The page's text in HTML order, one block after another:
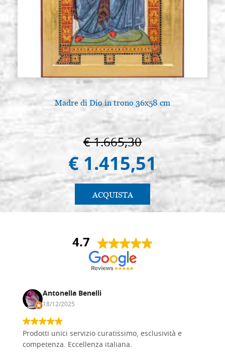
Madre di Dio in trono 36x58 cm
€ 1.665,30
€ 1.415,51
ACQUISTA
4.7
Antonella Benelli
18/12/2025
Prodotti unici servizio curatissimo, esclusività e
competenza. Eccellenza italiana.